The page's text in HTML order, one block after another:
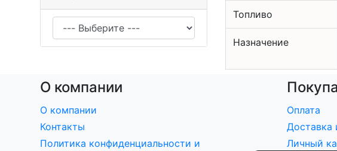
Топливо
Назначение
О компании
О компании
Контакты
Политика конфиденциальности и
Оплата
Доставка
Личный